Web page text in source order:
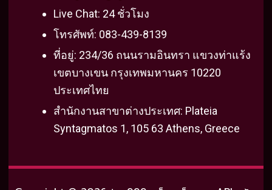
Live Chat: 24 ชั่วโมง
โทรศัพท์: 083-439-8139
ที่อยู่: 234/36 ถนนรามอินทรา แขวงท่าแร้ง
เขตบางเขน กรุงเทพมหานคร 10220
ประเทศไทย
สำนักงานสาขาต่างประเทศ: Plateia
Syntagmatos 1, 105 63 Athens, Greece